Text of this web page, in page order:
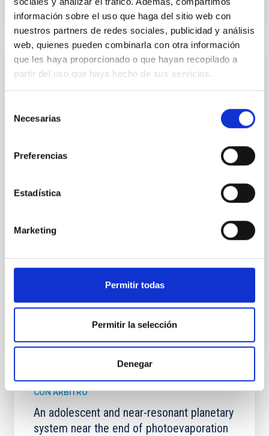
información sobre el uso que haga del sitio web con
nuestros partners de redes sociales, publicidad y análisis
web, quienes pueden combinarla con otra información
que les haya proporcionado o que hayan recopilado a
partir del uso que haya hecho de sus servicios.
Necesarias
Preferencias
Estadística
Marketing
Permitir todas
Permitir la selección
Denegar
NÚMERO DE CITAS 0
CON ÁRBITRO
Clues to inside-out quenching in quiescent
Mg-abundance gradients from JWST-
Spatially resolved stellar populations of massive
quiescent galaxies at cosmic noon provide powerful
mass assembly mechanisms. Previous photometric
spectroscopy is needed to break the age-metallicity
Cheng, Chloe M. et al.
BIBCODE 2026A&A...710A.158C
NÚMERO DE CITAS 7
CON ÁRBITRO
An adolescent and near-resonant planetary
system near the end of photoevaporation